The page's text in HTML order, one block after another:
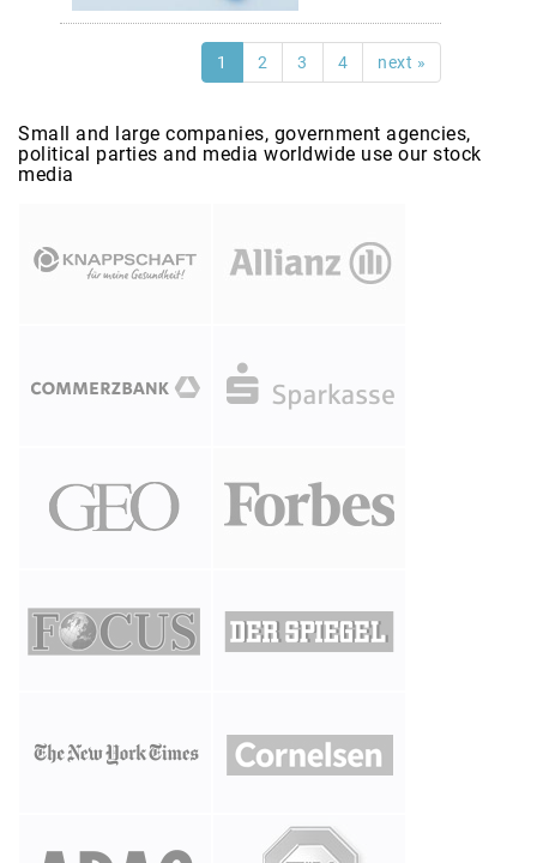
1 2 3 4 next »
Small and large companies, government agencies,
political parties and media worldwide use our stock
media